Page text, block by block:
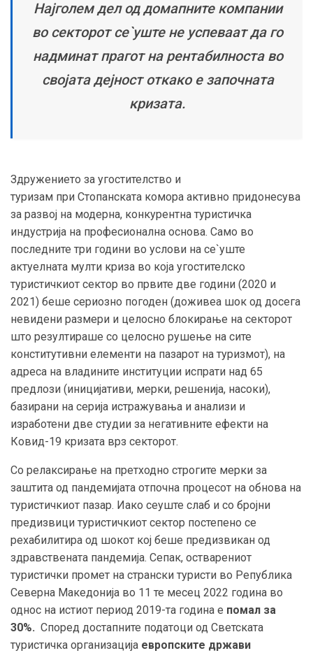
Најголем дел од домапните компании
во секторот се`уште не успеваат да го
надминат прагот на рентабилноста во
својата дејност откако е започната
кризата.
Здружението за угостителство и
туризам при Стопанската комора активно придонесува
за развој на модерна, конкурентна туристичка
индустрија на професионална основа. Само во
последните три години во услови на се`уште
актуелната мулти криза во која угостителско
туристичкиот сектор во првите две години (2020 и
2021) беше сериозно погоден (доживеа шок од досега
невидени размери и целосно блокирање на секторот
што резултираше со целосно рушење на сите
конститутивни елементи на пазарот на туризмот), на
адреса на владините институции испрати над 65
предлози (иницијативи, мерки, решенија, насоки),
базирани на серија истражувања и анализи и
изработени две студии за негативните ефекти на
Ковид-19 кризата врз секторот.
Со релаксирање на претходно строгите мерки за
заштита од пандемијата отпочна процесот на обнова на
туристичкиот пазар. Иако сеуште слаб и со бројни
предизвици туристичкиот сектор постепено се
рехабилитира од шокот кој беше предизвикан од
здравствената пандемија. Сепак, остварениот
туристички промет на странски туристи во Република
Северна Македонија во 11 те месец 2022 година во
однос на истиот период 2019-та година е помал за
30%. Според достапните податоци од Светската
туристичка организација европските држави